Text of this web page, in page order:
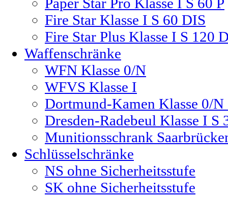
Fire Star Klasse I S 60 DIS
Fire Star Plus Klasse I S 120
Waffenschränke
WFN Klasse 0/N
WFVS Klasse I
Dortmund-Kamen Klasse 0/N
Dresden-Radebeul Klasse I S
Munitionsschrank
Schlüsselschränke
NS ohne Sicherheitsstufe
SK ohne Sicherheitsstufe